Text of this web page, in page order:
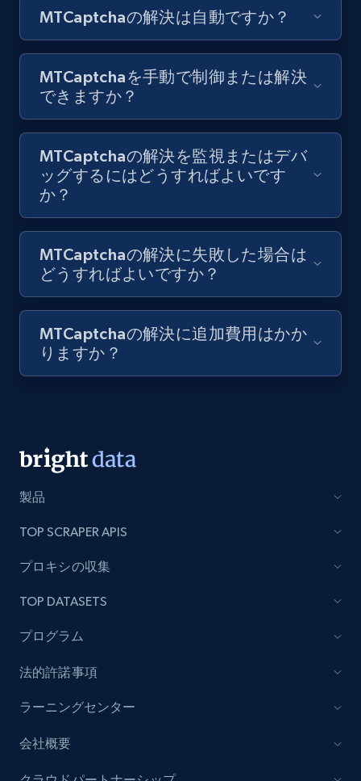
MTCaptchaの解決は自動ですか？
MTCaptchaを手動で制御または解決
できますか？
MTCaptchaの解決を監視またはデバ
ッグするにはどうすればよいです
か？
MTCaptchaの解決に失敗した場合は
どうすればよいですか？
MTCaptchaの解決に追加費用はかか
りますか？
製品
TOP SCRAPER APIS
プロキシの収集
TOP DATASETS
プログラム
法的許諾事項
ラーニングセンター
会社概要